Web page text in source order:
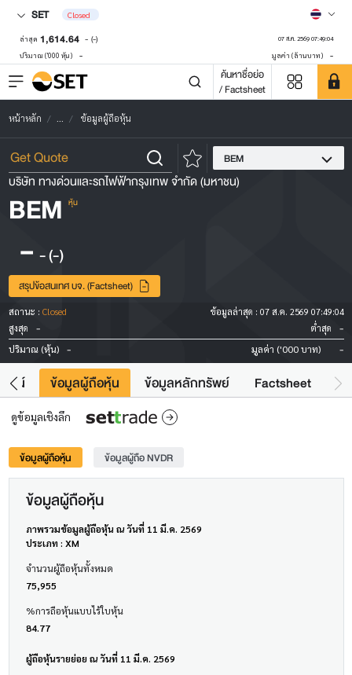
SET Closed
ล่าสุด 1,614.64 - (-) 07 ส.ค. 2569 07:49:04
ปริมาณ ('000 หุ้น) - มูลค่า (ล้านบาท) -
ค้นหาชื่อย่อ
/ Factsheet
หน้าหลัก ... ข้อมูลผู้ถือหุ้น
BEM
บริษัท ทางด่วนและรถไฟฟ้ากรุงเทพ จำกัด (มหาชน)
BEM หุ้น
- -(-)
สรุปข้อสนเทศ บจ. (Factsheet)
สถานะ : Closed ข้อมูลล่าสุด : 07 ส.ค. 2569 07:49:04
สูงสุด
- ต่ำสุด -
ปริมาณ (หุ้น) - มูลค่า ('000 บาท) -
ยชน์ ข้อมูลผู้ถือหุ้น ข้อมูลหลักทรัพย์ Factsheet
ดูข้อมูลเชิงลึก
ข้อมูลผู้ถือหุ้น ข้อมูลผู้ถือ NVDR
ข้อมูลผู้ถือหุ้น
ภาพรวมข้อมูลผู้ถือหุ้น ณ วันที่ 11 มี.ค. 2569
ประเภท : XM
จำนวนผู้ถือหุ้นทั้งหมด
75,955
%การถือหุ้นแบบไร้ใบหุ้น
84.77
ผู้ถือหุ้นรายย่อย ณ วันที่ 11 มี.ค. 2569